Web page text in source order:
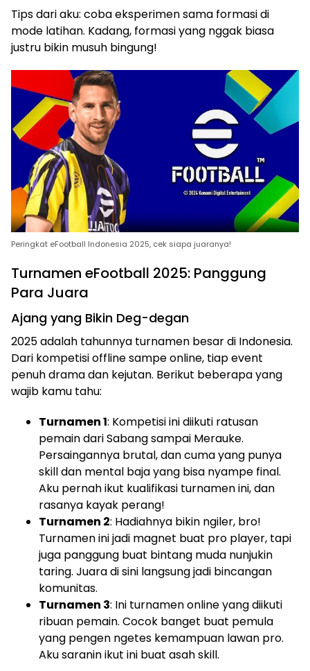
Tips dari aku: coba eksperimen sama formasi di
mode latihan. Kadang, formasi yang nggak biasa
justru bikin musuh bingung!
Peringkat eFootball Indonesia 2025, cek siapa juaranya!
Turnamen eFootball 2025: Panggung
Para Juara
Ajang yang Bikin Deg-degan
2025 adalah tahunnya turnamen besar di Indonesia.
Dari kompetisi offline sampe online, tiap event
penuh drama dan kejutan. Berikut beberapa yang
wajib kamu tahu:
Turnamen 1: Kompetisi ini diikuti ratusan
pemain dari Sabang sampai Merauke.
Persaingannya brutal, dan cuma yang punya
skill dan mental baja yang bisa nyampe final.
Aku pernah ikut kualifikasi turnamen ini, dan
rasanya kayak perang!
Turnamen 2: Hadiahnya bikin ngiler, bro!
Turnamen ini jadi magnet buat pro player, tapi
juga panggung buat bintang muda nunjukin
taring. Juara di sini langsung jadi bincangan
komunitas.
Turnamen 3: Ini turnamen online yang diikuti
ribuan pemain. Cocok banget buat pemula
yang pengen ngetes kemampuan lawan pro.
Aku saranin ikut ini buat asah skill.